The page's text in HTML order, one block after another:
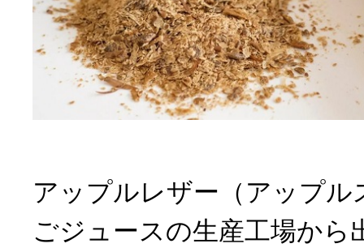
アップルレザー（アップル
ごジュースの生産工場から